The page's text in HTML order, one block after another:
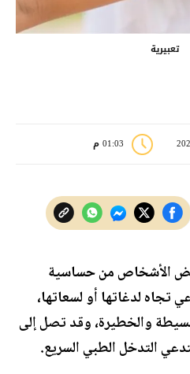
تعبيرية
01:03 م
الأشخاص من حساسية
تجاه لدغاتها أو لسعاتها،
والخطيرة، وقد تصل إلى
التدخل الطبي السريع.